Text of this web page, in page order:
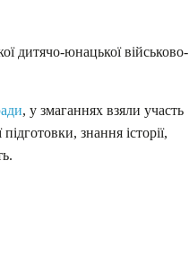
дитячо-юнацької військово-
, у змаганнях взяли участь
знання історії,